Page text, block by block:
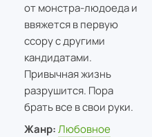
от монстра-людоеда и
ввяжется в первую
ссору с другими
кандидатами.
Привычная жизнь
разрушится. Пора
брать все в свои руки.
Жанр: Любовное